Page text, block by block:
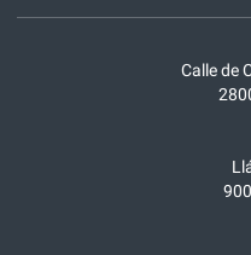
Calle de